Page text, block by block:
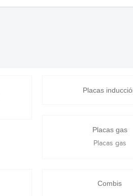
Placas
Placas gas
Placas gas
Combis